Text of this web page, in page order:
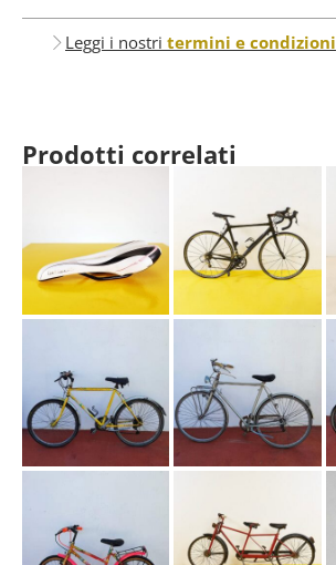
Leggi i nostri termini e condizioni
Prodotti correlati